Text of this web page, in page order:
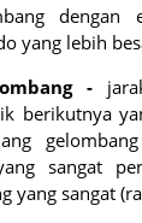
yang lebih
-
berikutnya
sangat
yang sangat